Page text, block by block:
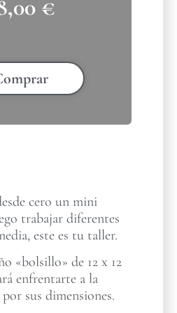
€
cero un mini
trabajar diferentes
este es tu taller.
«bolsillo» de 12 x 12
enfrentarte a la
sus dimensiones.